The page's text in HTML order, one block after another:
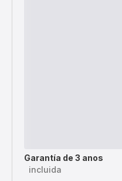
Garantía de 3 anos
incluida